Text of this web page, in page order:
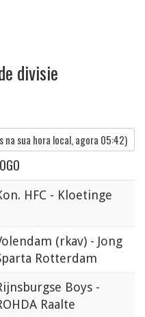
divisie
na sua hora local, agora 05:42)
HFC - Kloetinge
(rkav) - Jong
Rotterdam
Boys -
Raalte